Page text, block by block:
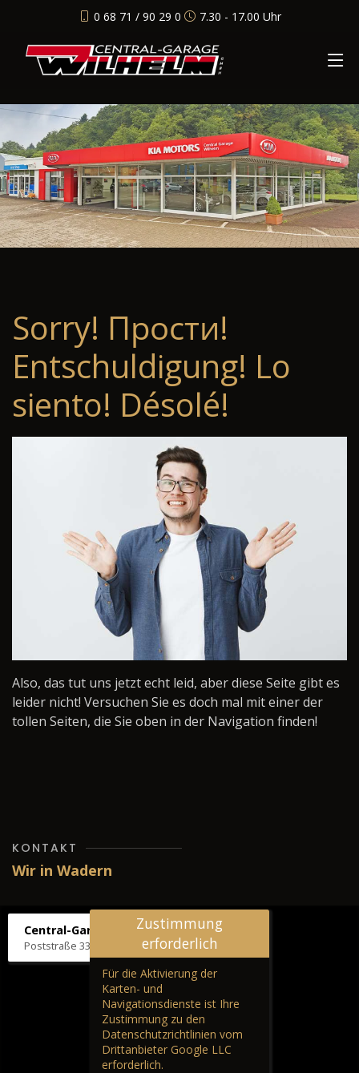
0 68 71 / 90 29 0 7.30 - 17.00 Uhr
Sorry! Прости!
Entschuldigung! Lo
siento! Désolé!
Also, das tut uns jetzt echt leid, aber diese Seite gibt es
leider nicht! Versuchen Sie es doch mal mit einer der
tollen Seiten, die Sie oben in der Navigation finden!
KONTAKT
Wir in Wadern
Central-Garage H. Wilhelm
Poststraße 33, 66687 Wadern
Zustimmung
erforderlich
Für die Aktivierung der
Karten- und
Navigationsdienste ist Ihre
Zustimmung zu den
Datenschutzrichtlinien vom
Drittanbieter Google LLC
erforderlich.